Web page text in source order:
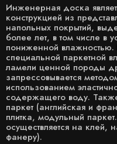
Инженерная доска
конструкцией из
напольных покрытий,
более лет, в том числе в
пониженной влажностью.
специальной паркетной
ламели ценной породы
запрессовывается
использованием
содержащего воду. Также
паркет (английская и
плитка, модульный
осуществляется на клей,
фанеру).